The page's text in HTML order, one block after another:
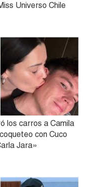
Universo Chile
los carros a Camila
con Cuco
Jara»